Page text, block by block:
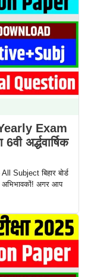
Exam
अर्द्धवार्षिक
Subject बिहार बोर्ड
और अभिभावकों! अगर आप